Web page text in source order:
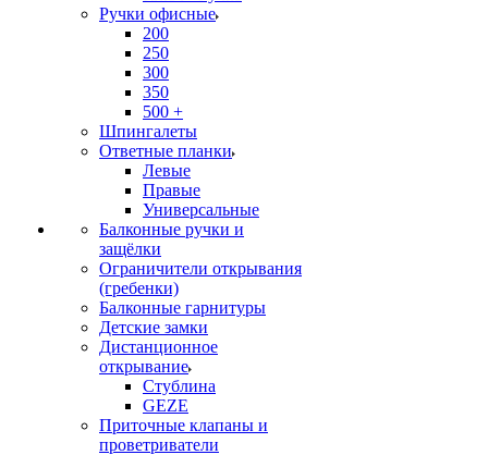
Ручки офисные
200
250
300
350
500 +
Шпингалеты
Ответные планки
Левые
Правые
Универсальные
Балконные ручки и
защёлки
Ограничители открывания
(гребенки)
Балконные гарнитуры
Детские замки
Дистанционное
открывание
Стублина
GEZE
Приточные клапаны и
проветриватели